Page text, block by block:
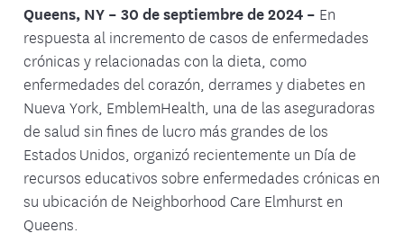
Queens, NY – 30 de septiembre de 2024 – En
respuesta al incremento de casos de enfermedades
crónicas y relacionadas con la dieta, como
enfermedades del corazón, derrames y diabetes en
Nueva York, EmblemHealth, una de las aseguradoras
de salud sin fines de lucro más grandes de los
Estados Unidos, organizó recientemente un Día de
recursos educativos sobre enfermedades crónicas en
su ubicación de Neighborhood Care Elmhurst en
Queens.